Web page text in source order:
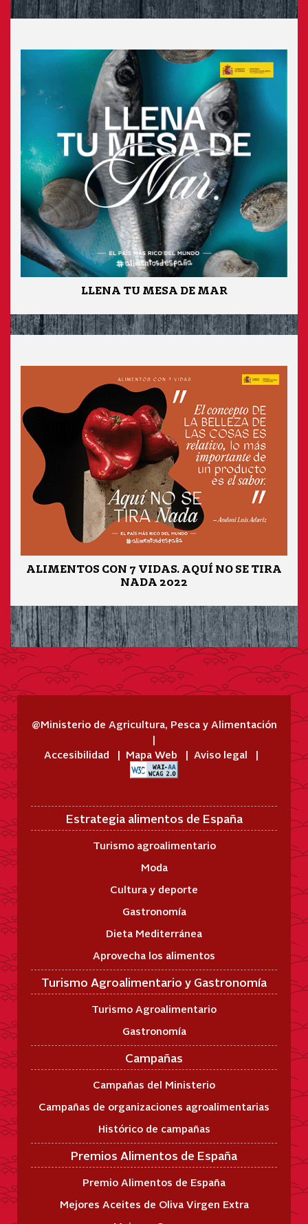
LLENA TU MESA DE MAR
ALIMENTOS CON 7 VIDAS. AQUÍ NO SE TIRA
NADA 2022
@Ministerio de Agricultura, Pesca y Alimentación
Accesibilidad Mapa Web Aviso legal
Estrategia alimentos de España
Turismo agroalimentario
Moda
Cultura y deporte
Gastronomía
Dieta Mediterránea
Aprovecha los alimentos
Turismo Agroalimentario y Gastronomía
Turismo Agroalimentario
Gastronomía
Campañas
Campañas del Ministerio
Campañas de organizaciones agroalimentarias
Histórico de campañas
Premios Alimentos de España
Premio Alimentos de España
Mejores Aceites de Oliva Virgen Extra